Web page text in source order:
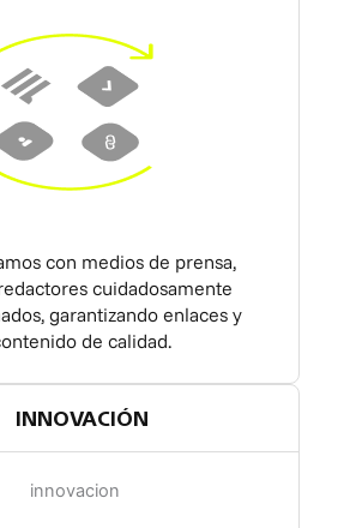
con medios de prensa,
cuidadosamente
garantizando enlaces y
de calidad.
INNOVACIÓN